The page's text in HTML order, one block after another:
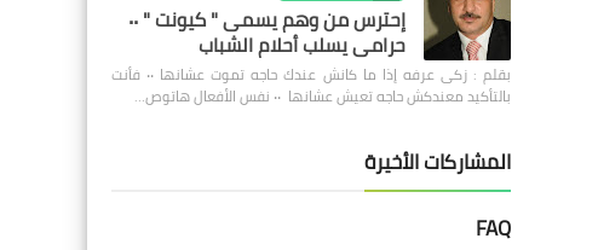
إحترس من وهم يسمى " كيونت " ٠٠
حرامى يسلب أحلام الشباب
بقلم : زكى عرفه ‎إذا ما كانش عندك حاجه تموت عشانها ٠٠ فأنت
بالتأكيد معندكش حاجه تعيش عشانها ٠٠ نفس الأفعال هاتوص…
المشاركات الأخيرة
FAQ